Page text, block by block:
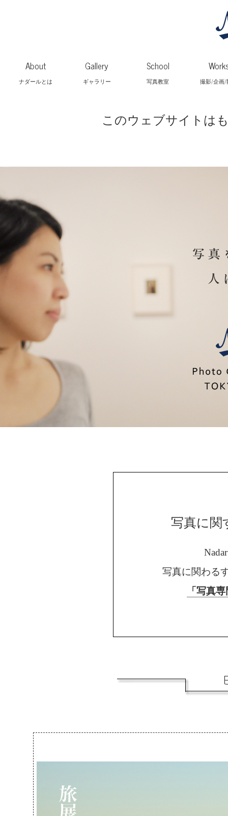
About
ナダールとは
Gallery
ギャラリー
School
写真教室 撮影/企画/
このウェブサイトは
写真に関
写真に関わる
「写真